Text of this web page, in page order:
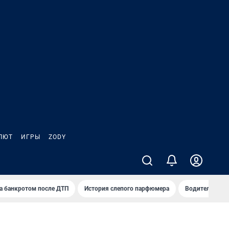
ИГРЫ ZODY
банкротом после ДТП История слепого парфюмера Водители